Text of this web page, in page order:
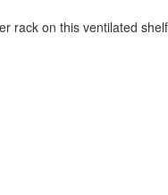
rack on this ventilated